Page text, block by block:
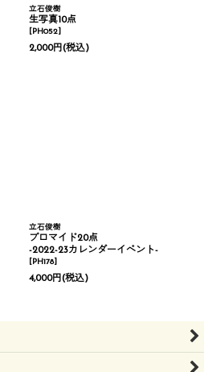
立石俊樹
生写真10点
[PH052]
2,000円(税込)
立石俊樹
ブロマイド20点
-2022-23カレンダーイベント-
[PH178]
4,000円(税込)